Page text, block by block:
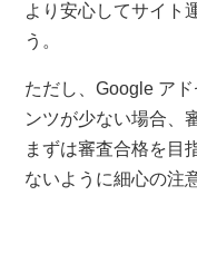
より安心してサイト
う。
ただし、Google ア
ンツが少ない場合、
まずは審査合格を目
ないように細心の注